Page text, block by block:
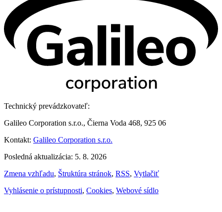
Technický prevádzkovateľ:
Galileo Corporation s.r.o., Čierna Voda 468, 925 06
Kontakt: Galileo Corporation s.r.o.
Posledná aktualizácia: 5. 8. 2026
Zmena vzhľadu, Štruktúra stránok, RSS, Vytlačiť
Vyhlásenie o prístupnosti, Cookies, Webové sídlo